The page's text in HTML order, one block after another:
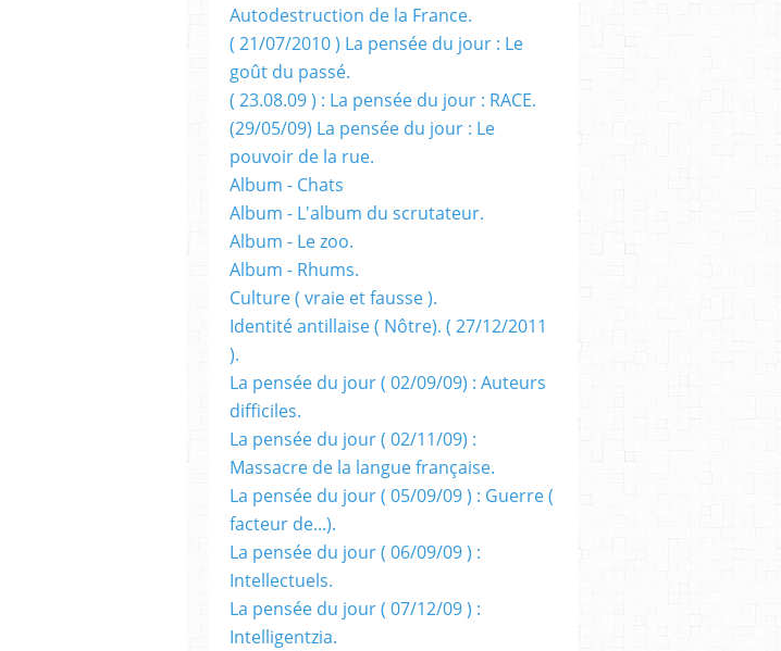
Autodestruction de la France.
( 21/07/2010 ) La pensée du jour : Le
goût du passé.
( 23.08.09 ) : La pensée du jour : RACE.
(29/05/09) La pensée du jour : Le
pouvoir de la rue.
Album - Chats
Album - L'album du scrutateur.
Album - Le zoo.
Album - Rhums.
Culture ( vraie et fausse ).
Identité antillaise ( Nôtre). ( 27/12/2011
).
La pensée du jour ( 02/09/09) : Auteurs
difficiles.
La pensée du jour ( 02/11/09) :
Massacre de la langue française.
La pensée du jour ( 05/09/09 ) : Guerre (
facteur de...).
La pensée du jour ( 06/09/09 ) :
Intellectuels.
La pensée du jour ( 07/12/09 ) :
Intelligentzia.